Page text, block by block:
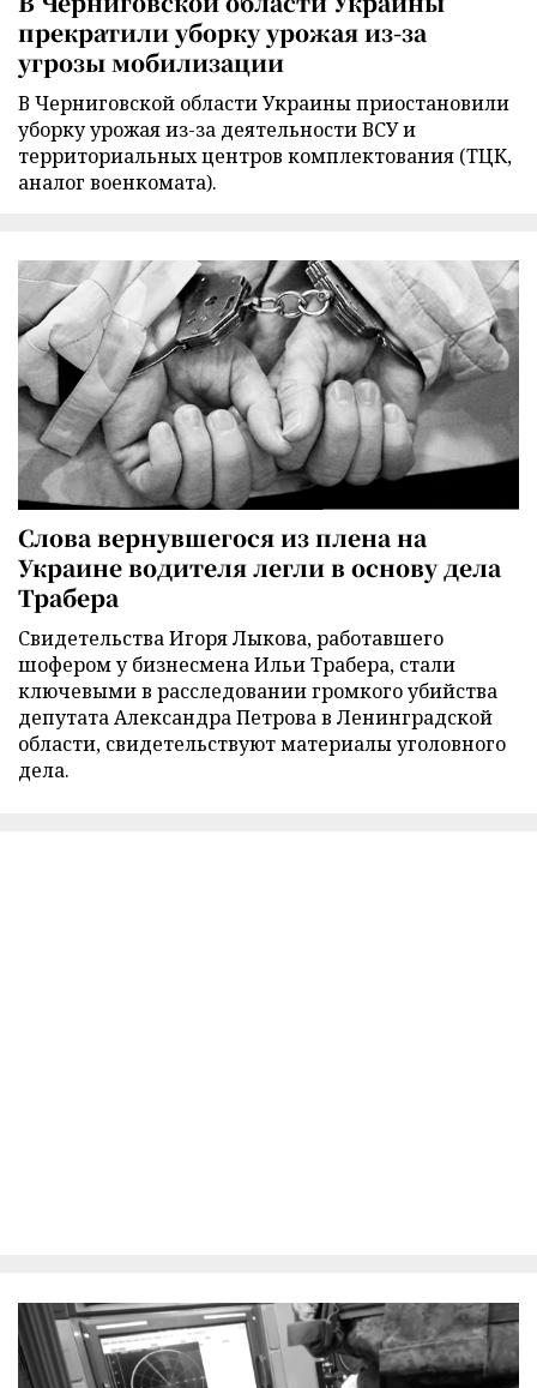
прекратили уборку урожая из-за
угрозы мобилизации
В Черниговской области Украины приостановили
уборку урожая из-за деятельности ВСУ и
территориальных центров комплектования (ТЦК,
аналог военкомата).
Слова вернувшегося из плена на
Украине водителя легли в основу дела
Трабера
Свидетельства Игоря Лыкова, работавшего
шофером у бизнесмена Ильи Трабера, стали
ключевыми в расследовании громкого убийства
депутата Александра Петрова в Ленинградской
области, свидетельствуют материалы уголовного
дела.